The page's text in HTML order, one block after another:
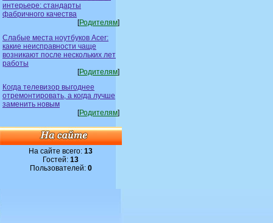
интерьере: стандарты
фабричного качества
[Родителям]
Слабые места ноутбуков Acer:
какие неисправности чаще
возникают после нескольких лет
работы
[Родителям]
Когда телевизор выгоднее
отремонтировать, а когда лучше
заменить новым
[Родителям]
На сайте всего:13
Гостей:13
Пользователей: 0